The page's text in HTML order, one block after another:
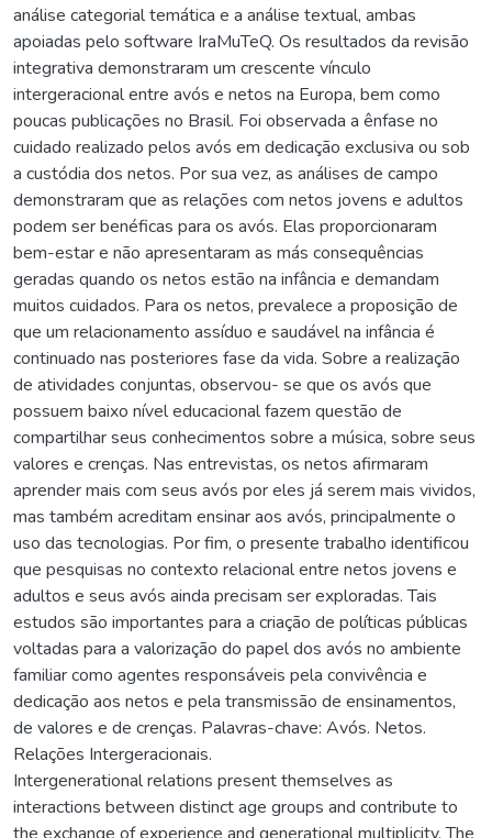
análise categorial temática e a análise textual, ambas
apoiadas pelo software IraMuTeQ. Os resultados da revisão
integrativa demonstraram um crescente vínculo
intergeracional entre avós e netos na Europa, bem como
poucas publicações no Brasil. Foi observada a ênfase no
cuidado realizado pelos avós em dedicação exclusiva ou sob
a custódia dos netos. Por sua vez, as análises de campo
demonstraram que as relações com netos jovens e adultos
podem ser benéficas para os avós. Elas proporcionaram
bem-estar e não apresentaram as más consequências
geradas quando os netos estão na infância e demandam
muitos cuidados. Para os netos, prevalece a proposição de
que um relacionamento assíduo e saudável na infância é
continuado nas posteriores fase da vida. Sobre a realização
de atividades conjuntas, observou- se que os avós que
possuem baixo nível educacional fazem questão de
compartilhar seus conhecimentos sobre a música, sobre seus
valores e crenças. Nas entrevistas, os netos afirmaram
aprender mais com seus avós por eles já serem mais vividos,
mas também acreditam ensinar aos avós, principalmente o
uso das tecnologias. Por fim, o presente trabalho identificou
que pesquisas no contexto relacional entre netos jovens e
adultos e seus avós ainda precisam ser exploradas. Tais
estudos são importantes para a criação de políticas públicas
voltadas para a valorização do papel dos avós no ambiente
familiar como agentes responsáveis pela convivência e
dedicação aos netos e pela transmissão de ensinamentos,
de valores e de crenças. Palavras-chave: Avós. Netos.
Relações Intergeracionais.
Intergenerational relations present themselves as
interactions between distinct age groups and contribute to